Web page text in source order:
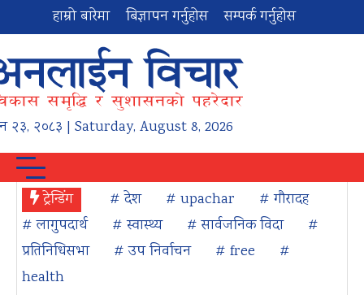
हाम्रो बारेमा बिज्ञापन गर्नुहोस सम्पर्क गर्नुहोस
२३, २०८३ | Saturday, August 8, 2026
ट्रेन्डिंग # देश # upachar
# गौरादह
# लागुपदार्थ
# स्वास्थ्य # सार्वजनिक विदा
#
प्रतिनिधिसभा
# उप निर्वाचन # free
#
health